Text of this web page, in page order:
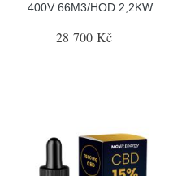
400V 66M3/HOD 2,2KW
28 700 Kč